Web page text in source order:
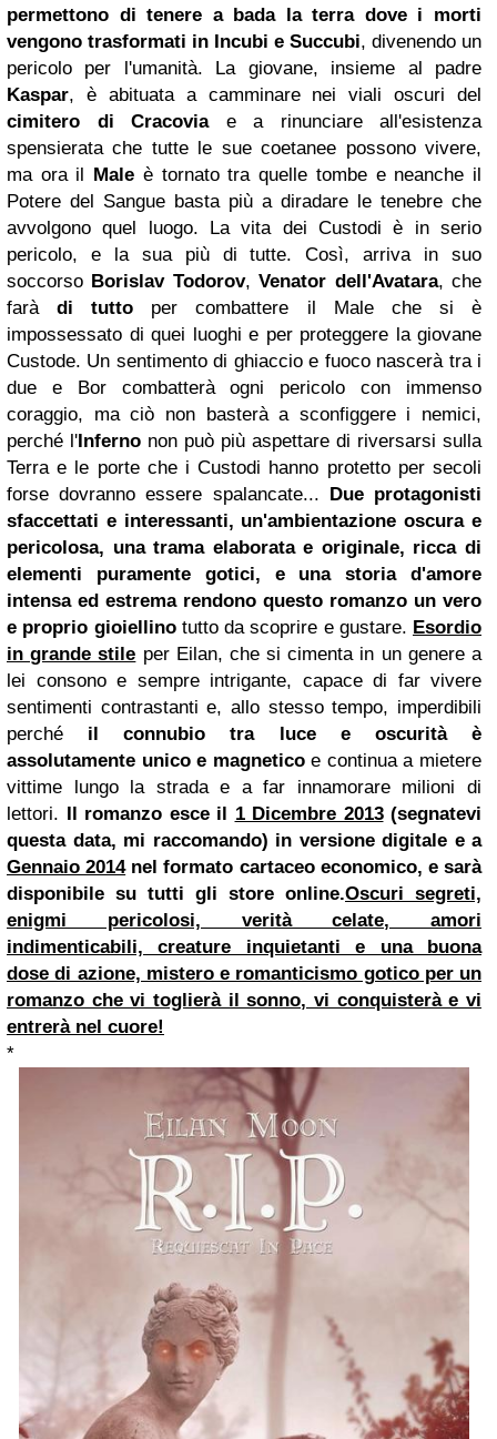
permettono di tenere a bada la terra dove i morti
vengono trasformati in Incubi e Succubi, divenendo un
pericolo per l'umanità. La giovane, insieme al padre
Kaspar, è abituata a camminare nei viali oscuri del
cimitero di Cracoviae a rinunciare all'esistenza
spensierata che tutte le sue coetanee possono vivere,
ma ora il Male è tornato tra quelle tombe e neanche il
Potere del Sangue basta più a diradare le tenebre che
avvolgono quel luogo. La vita dei Custodi è in serio
pericolo, e la sua più di tutte. Così, arriva in suo
soccorso Borislav Todorov,Venator dell'Avatara, che
faràdi tutto per combattere il Male che si è
impossessato di quei luoghi e per proteggere la giovane
Custode. Un sentimento di ghiaccio e fuoco nascerà tra i
due e Bor combatterà ogni pericolo con immenso
coraggio, ma ciò non basterà a sconfiggere i nemici,
perché l'Inferno non può più aspettare di riversarsi sulla
Terra e le porte che i Custodi hanno protetto per secoli
forse dovranno essere spalancate... Due protagonisti
sfaccettati e interessanti, un'ambientazione oscura e
pericolosa, una trama elaborata e originale, ricca di
elementi puramente gotici, e una storia d'amore
intensa ed estrema rendono questo romanzo un vero
e proprio gioiellinotutto da scoprire e gustare. Esordio
in grande stile per Eilan, che si cimenta in un genere a
lei consono e sempre intrigante, capace di far vivere
sentimenti contrastanti e, allo stesso tempo, imperdibili
perché il connubio tra luce e oscurità è
assolutamente unico e magneticoe continua a mietere
vittime lungo la strada e a far innamorare milioni di
lettori. Il romanzo esce il 1 Dicembre 2013(segnatevi
questa data, mi raccomando) in versione digitale e a
Gennaio 2014nel formato cartaceo economico, e sarà
disponibile su tutti gli store online.Oscuri segreti,
enigmi pericolosi, verità celate, amori
indimenticabili, creature inquietanti e una buona
dose di azione, mistero e romanticismo gotico per un
romanzo che vi toglierà il sonno, vi conquisterà e vi
entrerà nel cuore!
*